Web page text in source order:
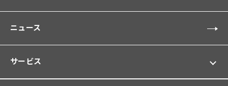
ニュース
サービス